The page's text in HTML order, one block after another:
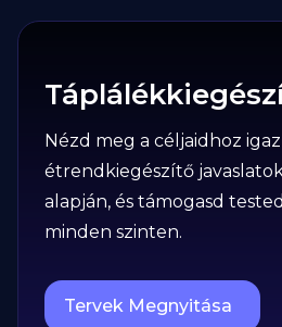
Nézd meg a céljaidhoz
étrendkiegészítő
alapján, és támogasd
minden szinten.
Tervek Megnyitása